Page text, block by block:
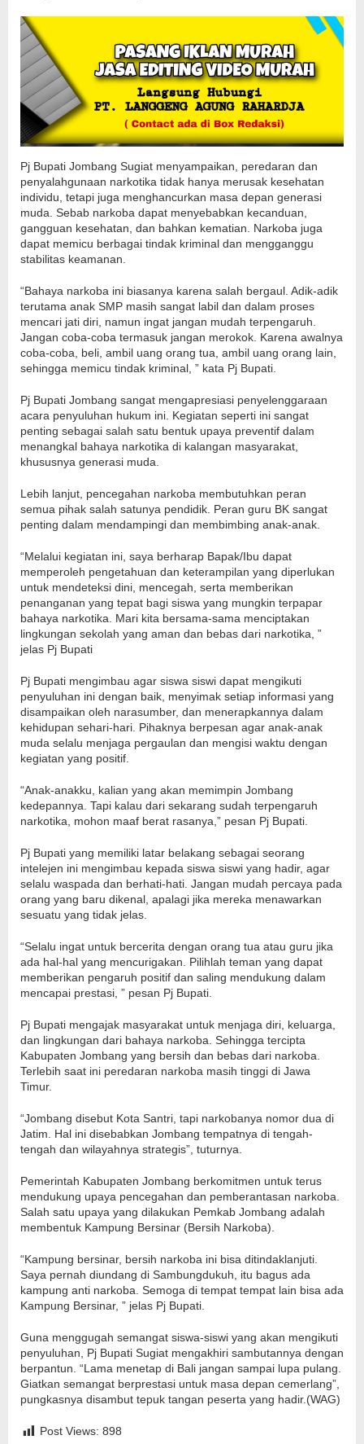
Pj Bupati Jombang Sugiat menyampaikan, peredaran dan
penyalahgunaan narkotika tidak hanya merusak kesehatan
individu, tetapi juga menghancurkan masa depan generasi
muda. Sebab narkoba dapat menyebabkan kecanduan,
gangguan kesehatan, dan bahkan kematian. Narkoba juga
dapat memicu berbagai tindak kriminal dan mengganggu
stabilitas keamanan.
“Bahaya narkoba ini biasanya karena salah bergaul. Adik-adik
terutama anak SMP masih sangat labil dan dalam proses
mencari jati diri, namun ingat jangan mudah terpengaruh.
Jangan coba-coba termasuk jangan merokok. Karena awalnya
coba-coba, beli, ambil uang orang tua, ambil uang orang lain,
sehingga memicu tindak kriminal, ” kata Pj Bupati.
Pj Bupati Jombang sangat mengapresiasi penyelenggaraan
acara penyuluhan hukum ini. Kegiatan seperti ini sangat
penting sebagai salah satu bentuk upaya preventif dalam
menangkal bahaya narkotika di kalangan masyarakat,
khususnya generasi muda.
Lebih lanjut, pencegahan narkoba membutuhkan peran
semua pihak salah satunya pendidik. Peran guru BK sangat
penting dalam mendampingi dan membimbing anak-anak.
“Melalui kegiatan ini, saya berharap Bapak/Ibu dapat
memperoleh pengetahuan dan keterampilan yang diperlukan
untuk mendeteksi dini, mencegah, serta memberikan
penanganan yang tepat bagi siswa yang mungkin terpapar
bahaya narkotika. Mari kita bersama-sama menciptakan
lingkungan sekolah yang aman dan bebas dari narkotika, ”
jelas Pj Bupati
Pj Bupati mengimbau agar siswa siswi dapat mengikuti
penyuluhan ini dengan baik, menyimak setiap informasi yang
disampaikan oleh narasumber, dan menerapkannya dalam
kehidupan sehari-hari. Pihaknya berpesan agar anak-anak
muda selalu menjaga pergaulan dan mengisi waktu dengan
kegiatan yang positif.
“Anak-anakku, kalian yang akan memimpin Jombang
kedepannya. Tapi kalau dari sekarang sudah terpengaruh
narkotika, mohon maaf berat rasanya,” pesan Pj Bupati.
Pj Bupati yang memiliki latar belakang sebagai seorang
intelejen ini mengimbau kepada siswa siswi yang hadir, agar
selalu waspada dan berhati-hati. Jangan mudah percaya pada
orang yang baru dikenal, apalagi jika mereka menawarkan
sesuatu yang tidak jelas.
“Selalu ingat untuk bercerita dengan orang tua atau guru jika
ada hal-hal yang mencurigakan. Pilihlah teman yang dapat
memberikan pengaruh positif dan saling mendukung dalam
mencapai prestasi, ” pesan Pj Bupati.
Pj Bupati mengajak masyarakat untuk menjaga diri, keluarga,
dan lingkungan dari bahaya narkoba. Sehingga tercipta
Kabupaten Jombang yang bersih dan bebas dari narkoba.
Terlebih saat ini peredaran narkoba masih tinggi di Jawa
Timur.
“Jombang disebut Kota Santri, tapi narkobanya nomor dua di
Jatim. Hal ini disebabkan Jombang tempatnya di tengah-
tengah dan wilayahnya strategis”, tuturnya.
Pemerintah Kabupaten Jombang berkomitmen untuk terus
mendukung upaya pencegahan dan pemberantasan narkoba.
Salah satu upaya yang dilakukan Pemkab Jombang adalah
membentuk Kampung Bersinar (Bersih Narkoba).
“Kampung bersinar, bersih narkoba ini bisa ditindaklanjuti.
Saya pernah diundang di Sambungdukuh, itu bagus ada
kampung anti narkoba. Semoga di tempat tempat lain bisa ada
Kampung Bersinar, ” jelas Pj Bupati.
Guna menggugah semangat siswa-siswi yang akan mengikuti
penyuluhan, Pj Bupati Sugiat mengakhiri sambutannya dengan
berpantun. “Lama menetap di Bali jangan sampai lupa pulang.
Giatkan semangat berprestasi untuk masa depan cemerlang”,
pungkasnya disambut tepuk tangan peserta yang hadir.(WAG)
Post Views: 898